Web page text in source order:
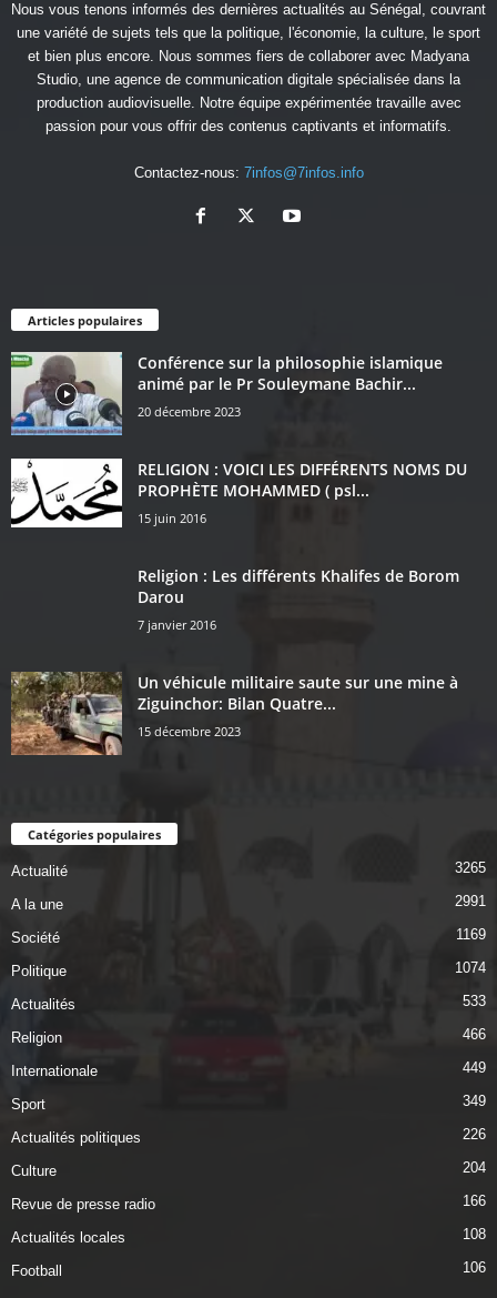
Nous vous tenons informés des dernières actualités au Sénégal, couvrant
une variété de sujets tels que la politique, l'économie, la culture, le sport
et bien plus encore. Nous sommes fiers de collaborer avec Madyana
Studio, une agence de communication digitale spécialisée dans la
production audiovisuelle. Notre équipe expérimentée travaille avec
passion pour vous offrir des contenus captivants et informatifs.
Contactez-nous: 7infos@7infos.info
Articles populaires
Conférence sur la philosophie islamique
animé par le Pr Souleymane Bachir...
20 décembre 2023
RELIGION : VOICI LES DIFFÉRENTS NOMS DU
PROPHÈTE MOHAMMED ( psl...
15 juin 2016
Religion : Les différents Khalifes de Borom
Darou
7 janvier 2016
Un véhicule militaire saute sur une mine à
Ziguinchor: Bilan Quatre...
15 décembre 2023
Catégories populaires
Actualité 3265
A la une 2991
Société 1169
Politique 1074
Actualités 533
Religion 466
Internationale 449
Sport 349
Actualités politiques 226
Culture 204
Revue de presse radio 166
Actualités locales 108
Football 106